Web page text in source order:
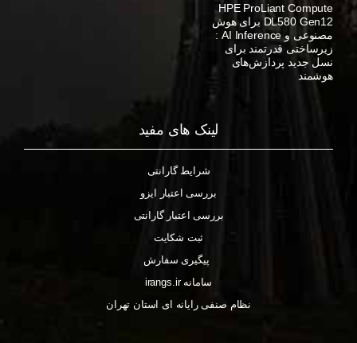
HPE ProLiant Compute
DL580 Gen12 برای هوش
مصنوعی و AI Inference :
زیرساختی قدرتمند برای
نسل جدید پردازش‌های
هوشمند
لینک های مفید
شرایط گارانتی
بررسی اعتبار ایزو
بررسی اعتبار گارانتی
ثبت شکایت
پیگیری سفارش
سامانه irangs.ir
نظام صنفی رایانه ای استان تهران